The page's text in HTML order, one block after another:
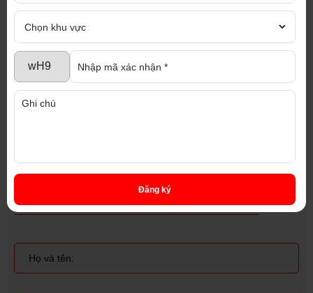
diaoccaophat.com
Chúng tôi cam kết tư vấn nhiệt tình, hoàn toàn
miễn phí với đội ngũ nhân viên chuyên nghiệp và
tận tâm
ĐĂNG KÝ NHẬN TƯ VẤN
Đăng ký